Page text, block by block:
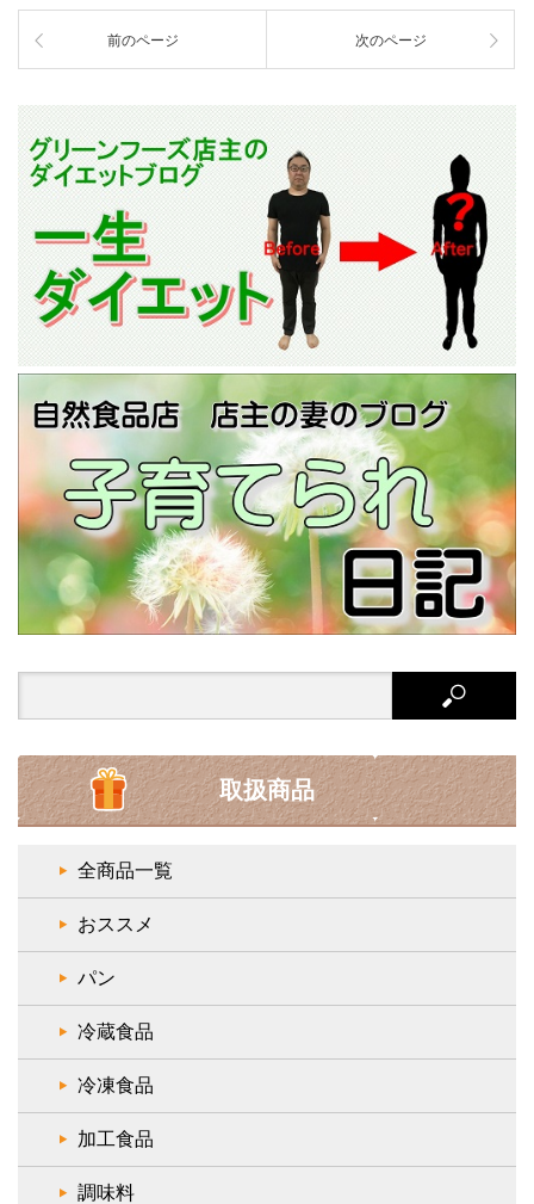
前のページ 次のページ
取扱商品
全商品一覧
おススメ
パン
冷蔵食品
冷凍食品
加工食品
調味料